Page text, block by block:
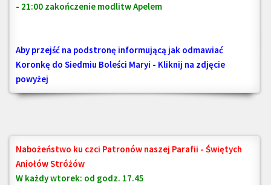
- 21:00 zakończenie modlitw Apelem
Aby przejść na podstronę informującą jak odmawiać
Koronkę do Siedmiu Boleści Maryi - Kliknij na zdjęcie
powyżej
Nabożeństwo ku czci Patronów naszej Parafii - Świętych
Aniołów Stróżów
W każdy wtorek: od godz. 17.45